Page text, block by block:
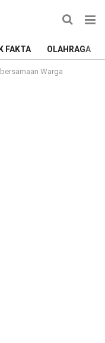
FAKTA OLAHRAGA
Warga